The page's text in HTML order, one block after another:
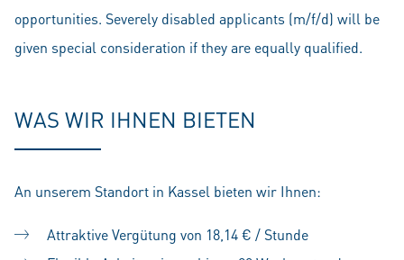
opportunities. Severely disabled applicants (m/f/d) will be
given special consideration if they are equally qualified.
WAS WIR IHNEN BIETEN
An unserem Standort in Kassel bieten wir Ihnen:
Attraktive Vergütung von 18,14 € / Stunde